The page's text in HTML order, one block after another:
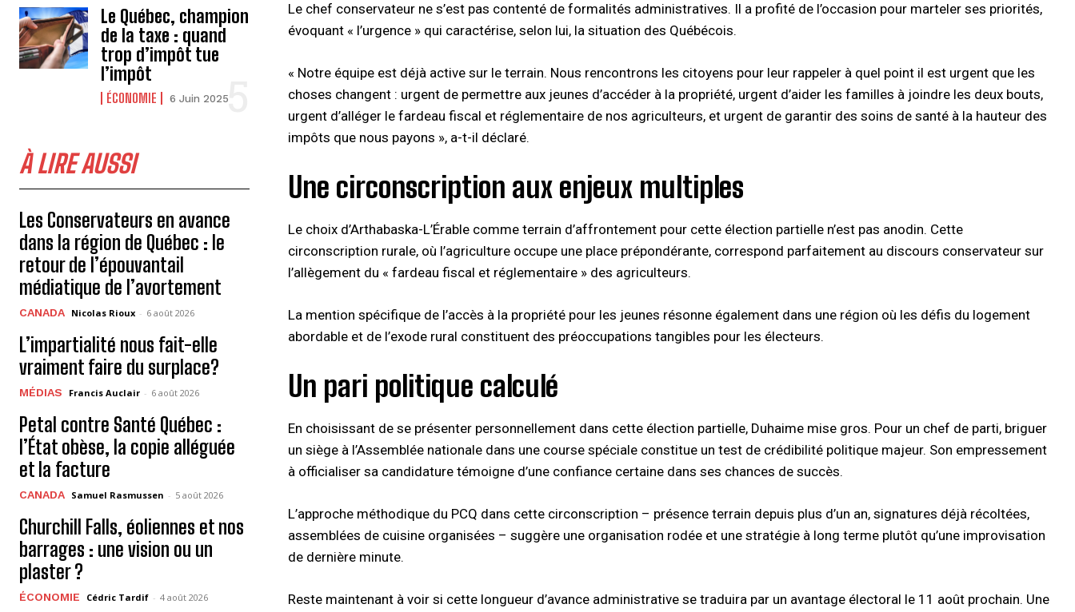
Le Québec, champion
de la taxe : quand
trop d’impôt tue
l’impôt
ÉCONOMIE 6 Juin 2025
À LIRE AUSSI
Les Conservateurs en avance
dans la région de Québec : le
retour de l’épouvantail
médiatique de l’avortement
CANADA Nicolas Rioux - 6 août 2026
L’impartialité nous fait-elle
vraiment faire du surplace?
MÉDIAS Francis Auclair - 6 août 2026
Petal contre Santé Québec :
l’État obèse, la copie alléguée
et la facture
CANADA Samuel Rasmussen - 5 août 2026
Churchill Falls, éoliennes et nos
barrages : une vision ou un
plaster ?
ÉCONOMIE Cédric Tardif - 4 août 2026
Le chef conservateur ne s’est pas contenté de formalités administratives. Il a profité de l’occasion pour marteler ses priorités,
évoquant « l’urgence » qui caractérise, selon lui, la situation des Québécois.
« Notre équipe est déjà active sur le terrain. Nous rencontrons les citoyens pour leur rappeler à quel point il est urgent que les
choses changent : urgent de permettre aux jeunes d’accéder à la propriété, urgent d’aider les familles à joindre les deux bouts,
urgent d’alléger le fardeau fiscal et réglementaire de nos agriculteurs, et urgent de garantir des soins de santé à la hauteur des
impôts que nous payons », a-t-il déclaré.
Une circonscription aux enjeux multiples
Le choix d’Arthabaska-L’Érable comme terrain d’affrontement pour cette élection partielle n’est pas anodin. Cette
circonscription rurale, où l’agriculture occupe une place prépondérante, correspond parfaitement au discours conservateur sur
l’allègement du « fardeau fiscal et réglementaire » des agriculteurs.
La mention spécifique de l’accès à la propriété pour les jeunes résonne également dans une région où les défis du logement
abordable et de l’exode rural constituent des préoccupations tangibles pour les électeurs.
Un pari politique calculé
En choisissant de se présenter personnellement dans cette élection partielle, Duhaime mise gros. Pour un chef de parti, briguer
un siège à l’Assemblée nationale dans une course spéciale constitue un test de crédibilité politique majeur. Son empressement
à officialiser sa candidature témoigne d’une confiance certaine dans ses chances de succès.
L’approche méthodique du PCQ dans cette circonscription – présence terrain depuis plus d’un an, signatures déjà récoltées,
assemblées de cuisine organisées – suggère une organisation rodée et une stratégie à long terme plutôt qu’une improvisation
de dernière minute.
Reste maintenant à voir si cette longueur d’avance administrative se traduira par un avantage électoral le 11 août prochain. Une